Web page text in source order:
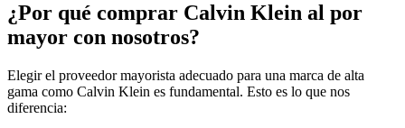
¿Por qué comprar Calvin Klein al por
mayor con nosotros?
Elegir el proveedor mayorista adecuado para una marca de alta
gama como Calvin Klein es fundamental. Esto es lo que nos
diferencia: